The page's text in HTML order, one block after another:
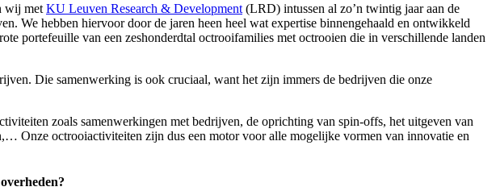
wij met KU Leuven Research & Development (LRD) intussen al zo’n twintig jaar aan de
We hebben hiervoor door de jaren heen heel wat expertise binnengehaald en ontwikkeld
portefeuille van een zeshonderdtal octrooifamilies met octrooien die in verschillende landen
Die samenwerking is ook cruciaal, want het zijn immers de bedrijven die onze
zoals samenwerkingen met bedrijven, de oprichting van spin-offs, het uitgeven van
Onze octrooiactiviteiten zijn dus een motor voor alle mogelijke vormen van innovatie en